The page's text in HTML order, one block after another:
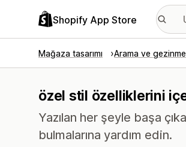
Shopify App Store
Mağaza tasarımı Arama ve gezinme
özel stil özelliklerini
Yazılan her şeyle başa
bulmalarına yardım edin.